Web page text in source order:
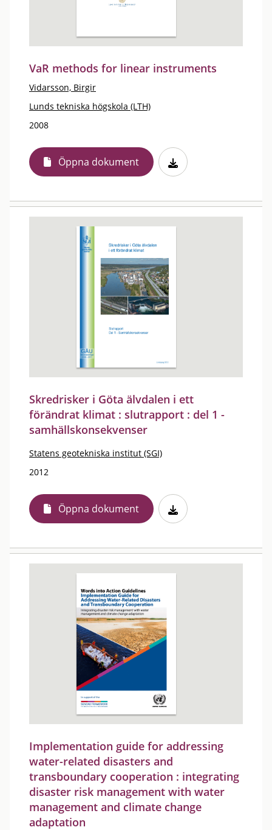
VaR methods for linear instruments
Vidarsson, Birgir
Lunds tekniska högskola (LTH)
2008
Öppna dokument
Skredrisker i Göta älvdalen i ett
förändrat klimat : slutrapport : del 1 -
samhällskonsekvenser
Statens geotekniska institut (SGI)
2012
Öppna dokument
Implementation guide for addressing
water-related disasters and
transboundary cooperation : integrating
disaster risk management with water
management and climate change
adaptation